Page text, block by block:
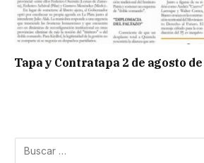
Tapa y Contratapa 2 de agosto de